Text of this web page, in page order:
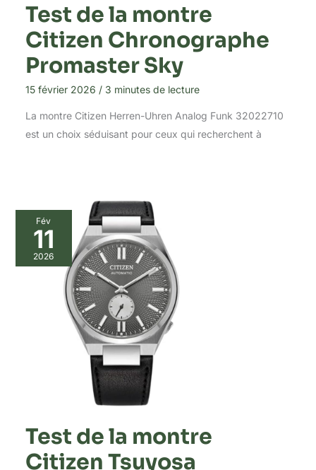
Test de la montre
Citizen Chronographe
Promaster Sky
15 février 2026 / 3 minutes de lecture
La montre Citizen Herren-Uhren Analog Funk 32022710
est un choix séduisant pour ceux qui recherchent à
Fév
11
2026
Test de la montre
Citizen Tsuyosa